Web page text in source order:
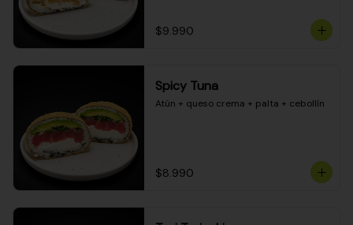
$9.990
Spicy Tuna
Atún + queso crema + palta + cebollín
$8.990